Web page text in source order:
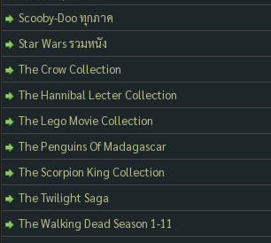
Scooby-Doo ทุกภาค
Star Wars รวมหนัง
The Crow Collection
The Hannibal Lecter Collection
The Lego Movie Collection
The Penguins Of Madagascar
The Scorpion King Collection
The Twilight Saga
The Walking Dead Season 1-11